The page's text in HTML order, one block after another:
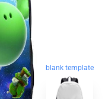
blank template